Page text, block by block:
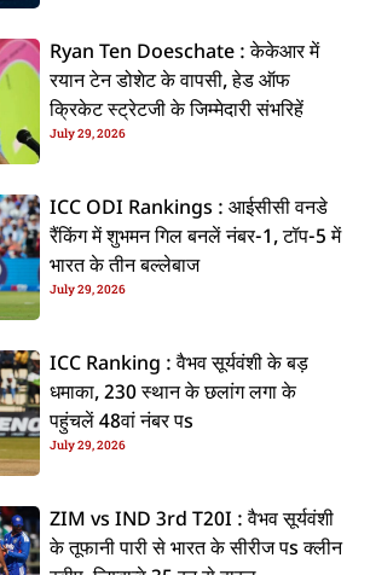
Ryan Ten Doeschate : केकेआर में
रयान टेन डोशेट के वापसी, हेड ऑफ
क्रिकेट स्ट्रेटजी के जिम्मेदारी संभरिहें
July 29, 2026
ICC ODI Rankings : आईसीसी वनडे
रैंकिंग में शुभमन गिल बनलें नंबर-1, टॉप-5 में
भारत के तीन बल्लेबाज
July 29, 2026
ICC Ranking : वैभव सूर्यवंशी के बड़
धमाका, 230 स्थान के छलांग लगा के
पहुंचलें 48वां नंबर पs
July 29, 2026
ZIM vs IND 3rd T20I : वैभव सूर्यवंशी
के तूफानी पारी से भारत के सीरीज पs क्लीन